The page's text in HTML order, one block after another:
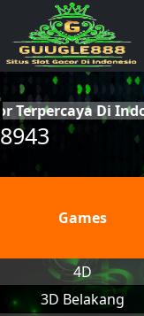
Di
8943
Games
4D
3D Belakang